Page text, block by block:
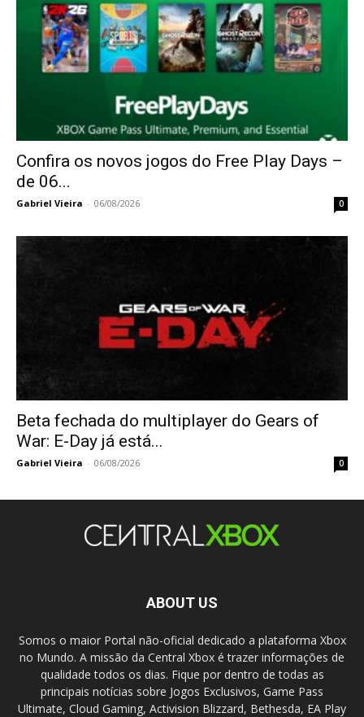
Confira os novos jogos do Free Play Days –
de 06...
Gabriel Vieira - 06/08/2026 0
Beta fechada do multiplayer do Gears of
War: E-Day já está...
Gabriel Vieira - 06/08/2026 0
ABOUT US
Somos o maior Portal não-oficial dedicado a plataforma Xbox
no Mundo. A missão da Central Xbox é trazer informações de
qualidade todos os dias. Fique por dentro de todas as
principais notícias sobre Jogos Exclusivos, Game Pass
Ultimate, Cloud Gaming, Activision Blizzard, Bethesda, EA Play